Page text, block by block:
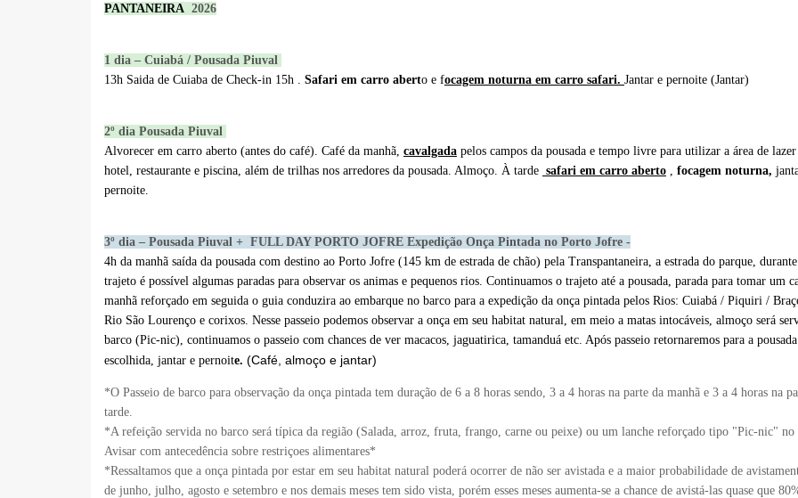
PANTANEIRA 2026
1 dia – Cuiabá / Pousada Piuval
13h Saida de Cuiaba de Check-in 15h . Safari em carro aberto e focagem noturna em carro safari. Jantar e pernoite (Jantar)
2º dia Pousada Piuval
Alvorecer em carro aberto (antes do café). Café da manhã, cavalgada pelos campos da pousada e tempo livre para utilizar a área de
hotel, restaurante e piscina, além de trilhas nos arredores da pousada. Almoço. À tarde safari em carro aberto focagem noturna,
pernoite.
3º dia – Pousada Piuval + FULL DAY PORTO JOFRE Expedição Onça Pintada no Porto Jofre -
4h da manhã saída da pousada com destino ao Porto Jofre (145 km de estrada de chão) pela Transpantaneira, a estrada do parque,
trajeto é possível algumas paradas para observar os animas e pequenos rios. Continuamos o trajeto até a pousada, parada para tomar um
manhã reforçado em seguida o guia conduzira ao embarque no barco para a expedição da onça pintada pelos Rios: Cuiabá / Piquiri /
Rio São Lourenço e corixos. Nesse passeio podemos observar a onça em seu habitat natural, em meio a matas intocáveis, almoço será
barco (Pic-nic), continuamos o passeio com chances de ver macacos, jaguatirica, tamanduá etc. Após passeio retornaremos para a pousada
escolhida, jantar e pernoite. (Café, almoço e jantar)
*O Passeio de barco para observação da onça pintada tem duração de 6 a 8 horas sendo, 3 a 4 horas na parte da manhã e 3 a 4 horas na
tarde.
*A refeição servida no barco será típica da região (Salada, arroz, fruta, frango, carne ou peixe) ou um lanche reforçado tipo "Pic-nic" no
Avisar com antecedência sobre restriçoes alimentares*
*Ressaltamos que a onça pintada por estar em seu habitat natural poderá ocorrer de não ser avistada e a maior probabilidade de
de junho, julho, agosto e setembro e nos demais meses tem sido vista, porém esses meses aumenta-se a chance de avistá-las quase que